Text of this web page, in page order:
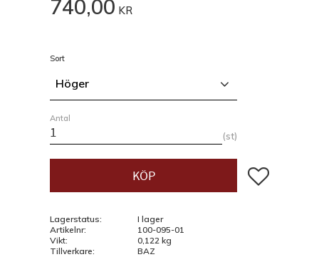
740,00 KR
Sort
Höger
Antal
st
KÖP Lägg till i
Lagerstatus
I lager
Artikelnr
100-095-01
Vikt
0,122 kg
Tillverkare
BAZ